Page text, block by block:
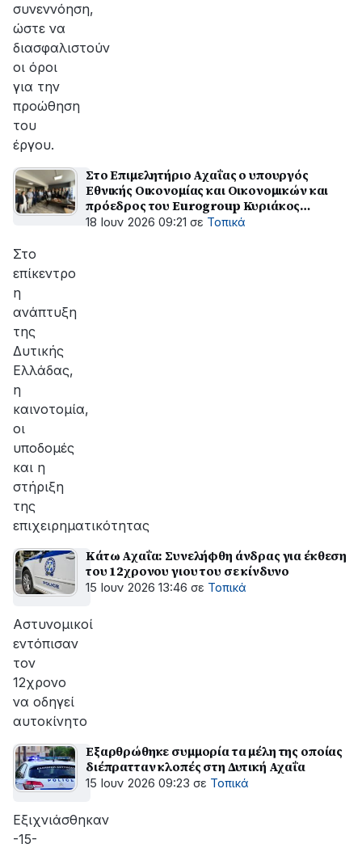
συνεννόηση,
ώστε να
διασφαλιστούν
οι όροι
για την
προώθηση
του
έργου.
Στο Επιμελητήριο Αχαΐας ο υπουργός
Εθνικής Οικονομίας και Οικονομικών και
πρόεδρος του Eurogroup Κυριάκος
Πιερρακάκης
18 Ιουν 2026 09:21 σε Τοπικά
Στο
επίκεντρο
η
ανάπτυξη
της
Δυτικής
Ελλάδας,
η
καινοτομία,
οι
υποδομές
και η
στήριξη
της
επιχειρηματικότητας
Κάτω Αχαΐα: Συνελήφθη άνδρας για έκθεση
του 12χρονου γιου του σε κίνδυνο
15 Ιουν 2026 13:46 σε Τοπικά
Aστυνομικοί
εντόπισαν
τον
12χρονο
να οδηγεί
αυτοκίνητο
Εξαρθρώθηκε συμμορία τα μέλη της οποίας
διέπρατταν κλοπές στη Δυτική Αχαΐα
15 Ιουν 2026 09:23 σε Τοπικά
Εξιχνιάσθηκαν
-15-